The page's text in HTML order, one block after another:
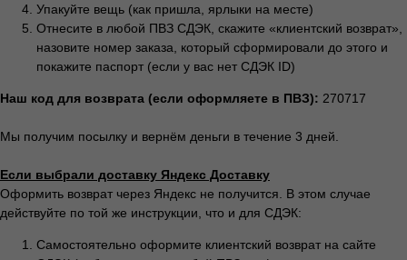
Упакуйте вещь (как пришла, ярлыки на месте)
Отнесите в любой ПВЗ СДЭК, скажите «клиентский возврат»,
назовите номер заказа, который сформировали до этого и
покажите паспорт (если у вас нет СДЭК ID)
Наш код для возврата (если оформляете в ПВЗ): 270717
Мы получим посылку и вернём деньги в течение 3 дней.
Если выбрали доставку Яндекс Доставку
Оформить возврат через Яндекс не получится. В этом случае
действуйте по той же инструкции, что и для СДЭК:
Самостоятельно оформите клиентский возврат на сайте
+7 995 093 96 65
ИП Гилёв Михаил
Витальевич
ИНН: 590847626354
Разработка сайта: Паша
Баобаб
вопросы